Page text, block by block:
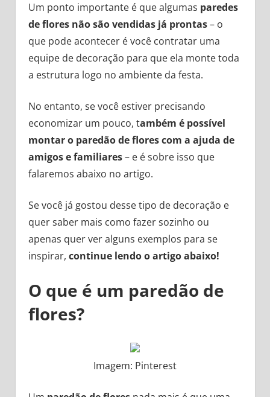
Um ponto importante é que algumas paredes
de flores não são vendidas já prontas– o
que pode acontecer é você contratar uma
equipe de decoração para que ela monte toda
a estrutura logo no ambiente da festa.
No entanto, se você estiver precisando
economizar um pouco, também é possível
montar o paredão de flores com a ajuda de
amigos e familiares– e é sobre isso que
falaremos abaixo no artigo.
Se você já gostou desse tipo de decoração e
quer saber mais como fazer sozinho ou
apenas quer ver alguns exemplos para se
inspirar, continue lendo o artigo abaixo!
O que é um paredão de
flores?
Imagem: Pinterest